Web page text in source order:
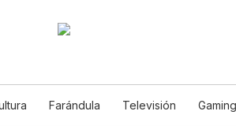
Farándula Televisión Gaming